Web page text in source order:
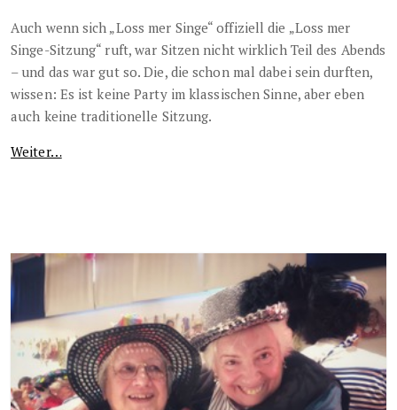
Auch wenn sich „Loss mer Singe“ offiziell die „Loss mer
Singe-Sitzung“ ruft, war Sitzen nicht wirklich Teil des Abends
– und das war gut so. Die, die schon mal dabei sein durften,
wissen: Es ist keine Party im klassischen Sinne, aber eben
auch keine traditionelle Sitzung.
Weiter…